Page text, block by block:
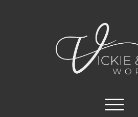
und
das
open
menu